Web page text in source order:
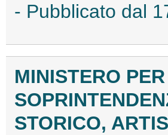
- Pubblicato dal
MINISTERO
STORICO,